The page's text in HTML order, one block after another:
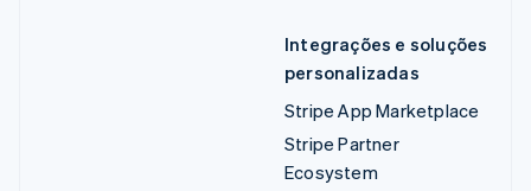
Integrações e soluções
personalizadas
Stripe App Marketplace
Stripe Partner
Ecosystem